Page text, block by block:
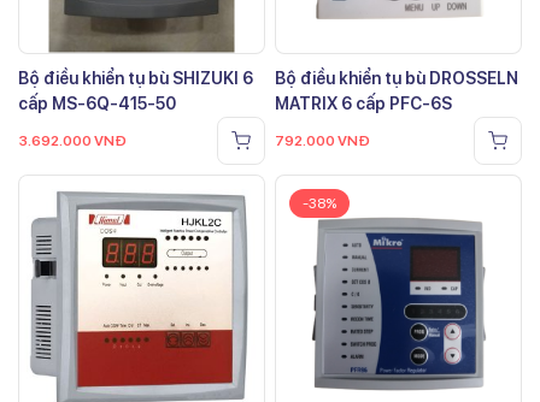
Bộ điều khiển tụ bù SHIZUKI 6
cấp MS-6Q-415-50
3.692.000 VNĐ
Bộ điều khiển tụ bù DROSSELN
MATRIX 6 cấp PFC-6S
792.000 VNĐ
-38%